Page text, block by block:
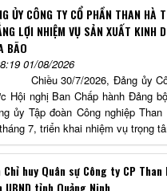
ỦY CÔNG TY CỔ PHẦN THAN HÀ
LỢI NHIỆM VỤ SẢN XUẤT KINH
BÃO
01/08/2026
30/7/2026, Đảng ủy Công
Hội nghị Ban Chấp hành Đảng
ủy Tập đoàn Công nghiệp
7, triển khai nhiệm vụ trọng
Chỉ huy Quân sự Công ty CP
UBND tỉnh Quảng Ninh